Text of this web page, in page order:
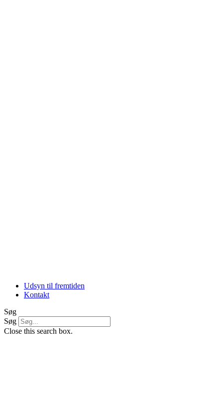
Udsyn til fremtiden
Kontakt
Søg
Søg
Close this search box.